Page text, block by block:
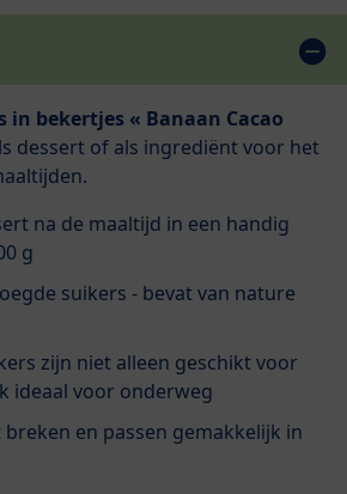
in bekertjes « Banaan Cacao
dessert of als ingrediënt voor het
na de maaltijd in een handig
g
suikers - bevat van nature
zijn niet alleen geschikt voor
ideaal voor onderweg
en passen gemakkelijk in